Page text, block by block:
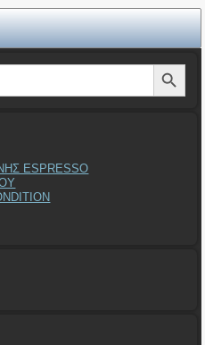
Search Button
ESPRESSO